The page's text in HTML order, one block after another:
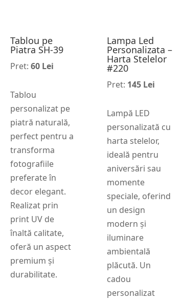
Tablou pe
Piatra SH-39
Pret:60 Lei
Tablou
personalizat pe
piatră naturală,
perfect pentru a
transforma
fotografiile
preferate în
decor elegant.
Realizat prin
print UV de
înaltă calitate,
oferă un aspect
premium și
durabilitate.
Lampa Led
Personalizata –
Harta Stelelor
#220
Pret: 145 Lei
Lampă LED
personalizată cu
harta stelelor,
ideală pentru
aniversări sau
momente
speciale, oferind
un design
modern și
iluminare
ambientală
plăcută. Un
cadou
personalizat